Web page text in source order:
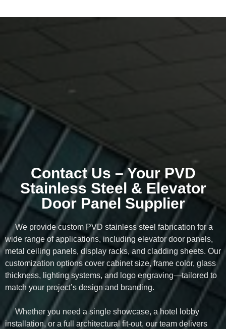
Contact Us – Your PVD
Stainless Steel & Elevator
Door Panel Supplier
We provide custom PVD stainless steel fabrication for a
wide range of applications, including elevator door panels,
metal ceiling panels, display racks, and cladding sheets. Our
customization options cover cabinet size, frame color, glass
thickness, lighting systems, and logo engraving—tailored to
match your project’s design and branding.
Whether you need a single showcase, a hotel lobby
installation, or a full architectural fit-out, our team delivers